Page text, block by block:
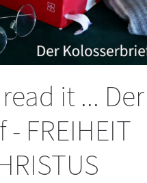
it ... Der
FREIHEIT